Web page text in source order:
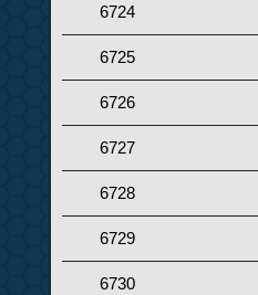
6724
6725
6726
6727
6728
6729
6730